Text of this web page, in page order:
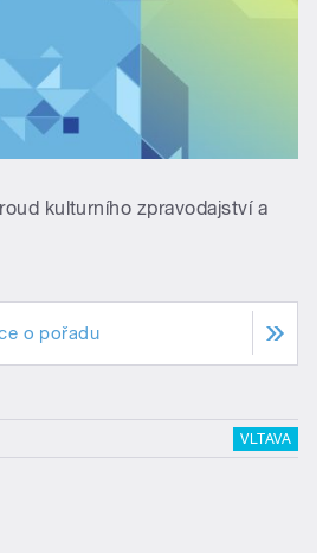
kulturního zpravodajství a
o pořadu
VLTAVA